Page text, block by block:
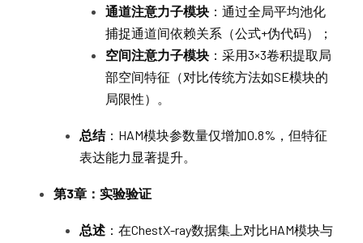
通道注意力子模块 ：通过全局平均池化
捕捉通道间依赖关系（公式+伪代码）；
空间注意力子模块 ：采用3×3卷积提取局
部空间特征（对比传统方法如SE模块的
局限性）。
总结：HAM模块参数量仅增加0.8%，但特征
表达能力显著提升。
第3章：实验验证
总述 ：在ChestX-ray数据集上对比HAM模块与